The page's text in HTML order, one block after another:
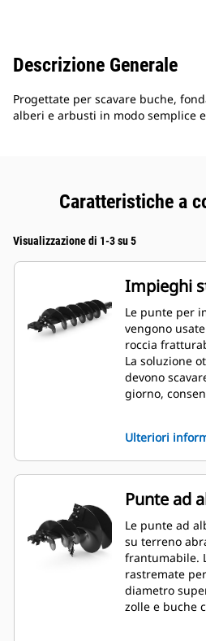
Descrizione Generale
Progettate per scavare buche,
alberi e arbusti in modo semplice
Caratteristiche a
Visualizzazione di 1-3 su 5
Impieghi
Le punte per
vengono
roccia
La soluzione
devono
giorno,
Ulteriori
Punte ad
Le punte ad
su terreno
frantumabile. Le punte ad albero sono
rastremate
diametro
zolle e buche